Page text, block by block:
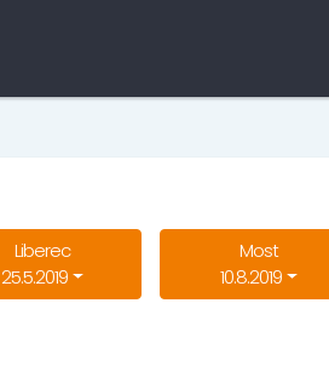
Liberec
25.5.2019
Most
10.8.2019